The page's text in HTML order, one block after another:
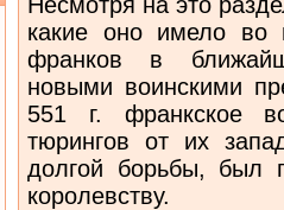
какие оно имело во
франков в
новыми воинскими
551 г. франкское
тюрингов от их
долгой борьбы, был
королевству.